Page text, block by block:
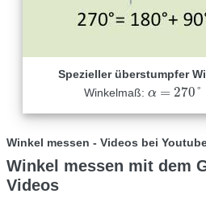
Spezieller überstumpfer
Winkelmaß: α = 270°
α= 270°
Winkel messen - Videos bei
Winkel messen mit dem
Videos